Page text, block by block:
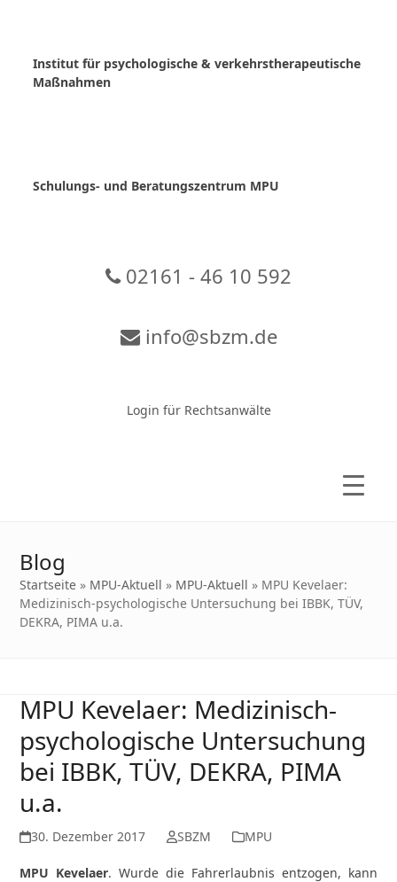
Institut für psychologische & verkehrstherapeutische
Maßnahmen
Schulungs- und Beratungszentrum MPU
02161 - 46 10 592
info@sbzm.de
Login für Rechtsanwälte
Blog
Startseite » MPU-Aktuell » MPU-Aktuell » MPU Kevelaer:
Medizinisch-psychologische Untersuchung bei IBBK, TÜV,
DEKRA, PIMA u.a.
MPU Kevelaer: Medizinisch-
psychologische Untersuchung
bei IBBK, TÜV, DEKRA, PIMA
u.a.
30. Dezember 2017 SBZM MPU
MPU Kevelaer. Wurde die Fahrerlaubnis entzogen, kann